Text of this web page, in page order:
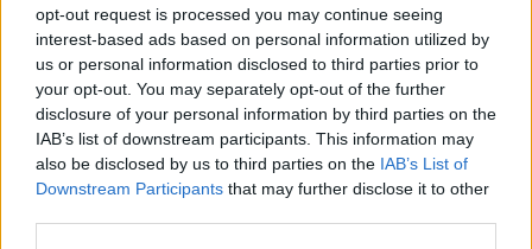
opt-out request is processed you may continue seeing
interest-based ads based on personal information utilized by
us or personal information disclosed to third parties prior to
your opt-out. You may separately opt-out of the further
disclosure of your personal information by third parties on the
IAB’s list of downstream participants. This information may
also be disclosed by us to third parties on the IAB’s List of
Downstream Participants that may further disclose it to other